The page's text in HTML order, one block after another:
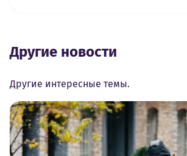
Другие новости
Другие интересные темы.